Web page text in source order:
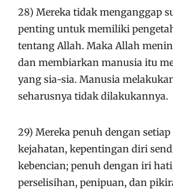
28) Mereka tidak menganggap
penting untuk memiliki
tentang Allah. Maka Allah
dan membiarkan manusia itu
yang sia-sia. Manusia
seharusnya tidak dilakukannya.
29) Mereka penuh dengan setiap
kejahatan, kepentingan diri
kebencian; penuh dengan iri
perselisihan, penipuan, dan